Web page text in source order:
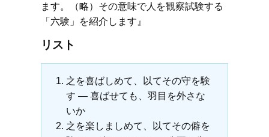
ます。（略）その意味で人を観察試験する
「六験」を紹介します』
リスト
之を喜ばしめて、以てその守を験
す ― 喜ばせても、羽目を外さな
いか
之を楽しましめて、以てその僻を